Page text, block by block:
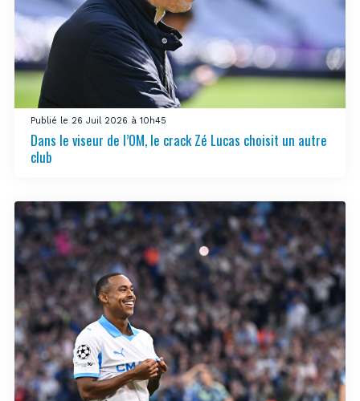
Publié le 26 Juil 2026 à 10h45
Dans le viseur de l’OM, le crack Zé Lucas choisit un autre
club